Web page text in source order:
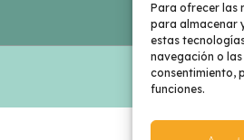
Para ofrecer las
para almacenar
estas
navegación o
consentimiento,
funciones.